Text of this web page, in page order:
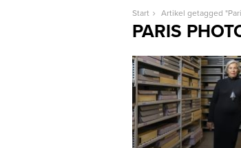
Start Artikel getagged
PARIS